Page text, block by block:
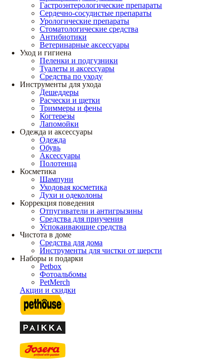
Гастроэнтерологические препараты
Сердечно-сосудистые препараты
Урологические препараты
Стоматологические средства
Антибиотики
Ветеринарные аксессуары
Уход и гигиена
Пеленки и подгузники
Туалеты и аксессуары
Средства по уходу
Инструменты для ухода
Дешеддеры
Расчески и щетки
Триммеры и фены
Когтерезы
Лапомойки
Одежда и аксессуары
Одежда
Обувь
Аксессуары
Полотенца
Косметика
Шампуни
Уходовая косметика
Духи и одеколоны
Коррекция поведения
Отпугиватели и антигрызины
Средства для приучения
Успокаивающие средства
Чистота в доме
Средства для дома
Инструменты для чистки от шерсти
Наборы и подарки
Petbox
Фотоальбомы
PetMerch
Акции и скидки